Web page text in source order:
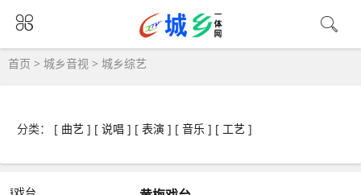
首页 > 城乡音视 > 城乡综艺
分类： [ 曲艺 ] [ 说唱 ] [ 表演 ] [ 音乐 ] [ 工艺 ]